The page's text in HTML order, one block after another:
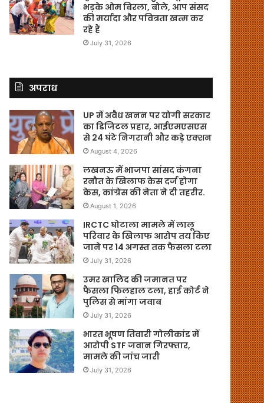
भड़के ओम बिरला, बोले, आप संसद
की मर्यादा और पवित्रता खत्म कर
रहे हैं
July 31, 2026
अपराध
UP में अवैध खनन पर योगी सरकार
का डिजिटल प्रहार, आईएमएसएस
से 24 घंटे निगरानी और कड़े एक्शन
August 4, 2026
लखनऊ में भाजपा सांसद कंगना
रनौत के खिलाफ केस दर्ज होगा
केस, कांग्रेस की नेता ने दी तहरीर.
August 1, 2026
IRCTC घोटाला मामले में लालू
परिवार के खिलाफ आरोप तय किए
जाने पर 14 अगस्त तक फैसला टला
July 31, 2026
उमर खालिद की जमानत पर
फैसला फिलहाल टला, हाई कोर्ट ने
पुलिस से मांगा जवाब
July 31, 2026
भारत भूषण तिवारी गोलीकांड में
आरोपी STF जवान गिरफ्तार,
मामले की जांच जारी
July 31, 2026